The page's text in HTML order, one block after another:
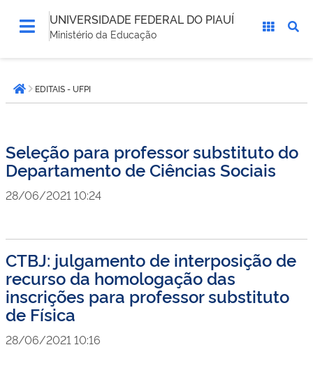
UNIVERSIDADE FEDERAL DO PIAUÍ
Ministério da Educação
está
aqui:Página inicial
EDITAIS - UFPI
Seleção para professor substituto do
Departamento de Ciências Sociais
28/06/2021 10:24
CTBJ: julgamento de interposição de
recurso da homologação das
inscrições para professor substituto
de Física
28/06/2021 10:16